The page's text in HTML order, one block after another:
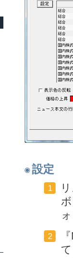
設定
1
2